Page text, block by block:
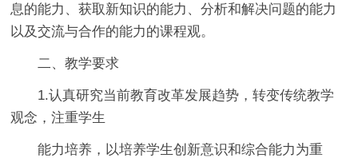
息的能力、获取新知识的能力、分析和解决问题的能力
以及交流与合作的能力的课程观。
二、教学要求
1.认真研究当前教育改革发展趋势，转变传统教学
观念，注重学生
能力培养，以培养学生创新意识和综合能力为重